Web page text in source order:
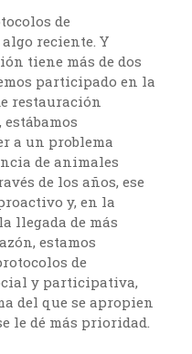
de
reciente. Y
tiene más de dos
participado en la
restauración
a un problema
de animales
de los años, ese
y, en la
llegada de más
estamos
de
y participativa,
del que se apropien
le dé más prioridad.